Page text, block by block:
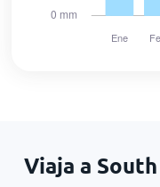
Viaja a